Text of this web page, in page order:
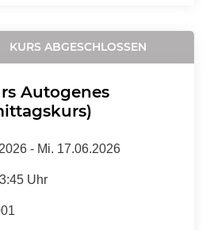
KURS ABGESCHLOSSEN
Autogenes
- Mi. 17.06.2026
Uhr